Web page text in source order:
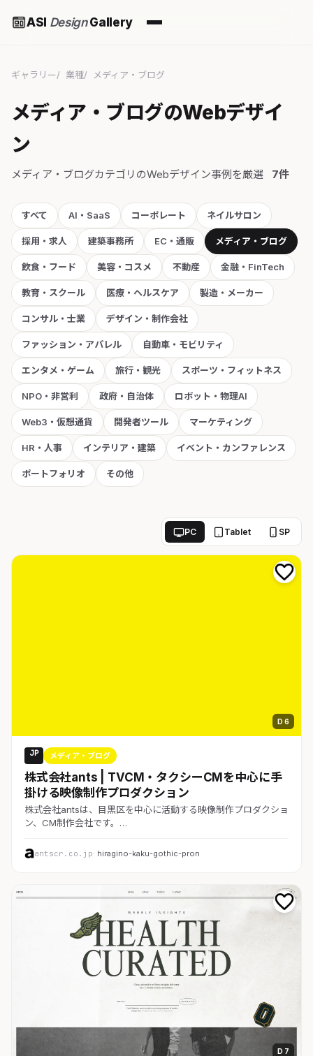
ASI DesignGallery
ギャラリー 業種 メディア・ブログ
メディア・ブログのWebデザイ
ン
メディア・ブログカテゴリのWebデザイン事例を厳選 7件
すべて AI・SaaS コーポレート ネイルサロン
採用・求人 建築事務所 EC・通販 メディア・ブログ
飲食・フード 美容・コスメ 不動産 金融・FinTech
教育・スクール 医療・ヘルスケア 製造・メーカー
コンサル・士業 デザイン・制作会社
ファッション・アパレル 自動車・モビリティ
エンタメ・ゲーム 旅行・観光 スポーツ・フィットネス
NPO・非営利 政府・自治体 ロボット・物理AI
Web3・仮想通貨 開発者ツール マーケティング
HR・人事 インテリア・建築 イベント・カンファレンス
ポートフォリオ その他
PC Tablet SP
D 6
JP メディア・ブログ
株式会社ants | TVCM・タクシーCMを中心に手
掛ける映像制作プロダクション
株式会社antsは、目黒区を中心に活動する映像制作プロダクショ
ン、CM制作会社です。…
antscr.co.jp· hiragino-kaku-gothic-pron
D 7